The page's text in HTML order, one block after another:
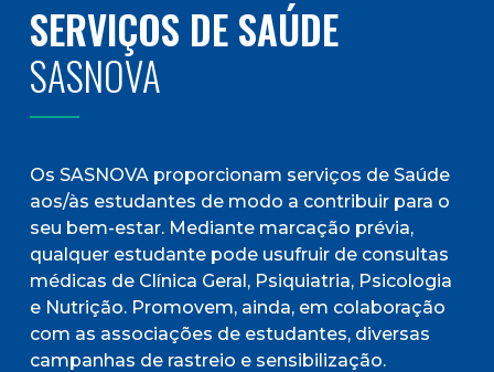
SERVIÇOS DE SAÚDE
SASNOVA
Os SASNOVA proporcionam serviços de Saúde
aos/às estudantes de modo a contribuir para o
seu bem-estar. Mediante marcação prévia,
qualquer estudante pode usufruir de consultas
médicas de Clínica Geral, Psiquiatria, Psicologia
e Nutrição. Promovem, ainda, em colaboração
com as associações de estudantes, diversas
campanhas de rastreio e sensibilização.